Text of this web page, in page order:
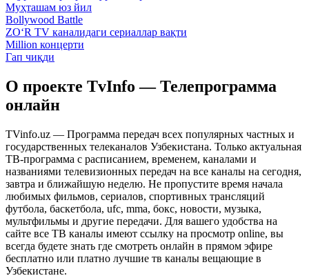
Муҳташам юз йил
Bollywood Battle
ZO‘R TV каналидаги сериаллар вақти
Million концерти
Гап чиқди
О проекте TvInfo — Телепрограмма
онлайн
TVinfo.uz — Программа передач всех популярных частных и
государственных телеканалов Узбекистана. Только актуальная
ТВ-программа с расписанием, временем, каналами и
названиями телевизионных передач на все каналы на сегодня,
завтра и ближайшую неделю. Не пропустите время начала
любимых фильмов, сериалов, спортивных трансляций
футбола, баскетбола, ufc, mma, бокс, новости, музыка,
мультфильмы и другие передачи. Для вашего удобства на
сайте все ТВ каналы имеют ссылку на просмотр online, вы
всегда будете знать где смотреть онлайн в прямом эфире
бесплатно или платно лучшие тв каналы вещающие в
Узбекистане.